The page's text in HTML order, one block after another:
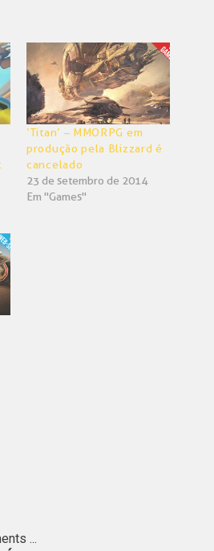
‘Titan’ – MMORPG em
produção pela Blizzard é
cancelado
23 de setembro de 2014
Em "Games"
...